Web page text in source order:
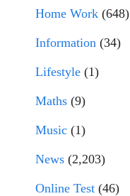
Home Work (648)
Information (34)
Lifestyle (1)
Maths (9)
Music (1)
News (2,203)
Online Test (46)